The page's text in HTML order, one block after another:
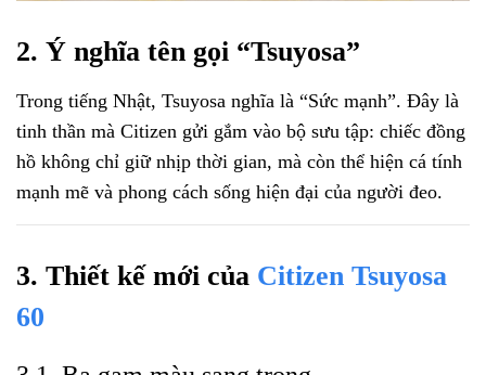
2. Ý nghĩa tên gọi “Tsuyosa”
Trong tiếng Nhật, Tsuyosa nghĩa là “Sức mạnh”. Đây là
tinh thần mà Citizen gửi gắm vào bộ sưu tập: chiếc đồng
hồ không chỉ giữ nhịp thời gian, mà còn thể hiện cá tính
mạnh mẽ và phong cách sống hiện đại của người đeo.
3. Thiết kế mới của Citizen Tsuyosa
60